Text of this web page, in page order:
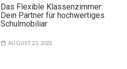
Das Flexible Klassenzimmer:
Dein Partner für hochwertiges
Schulmobiliar
AUGUST 21, 2021